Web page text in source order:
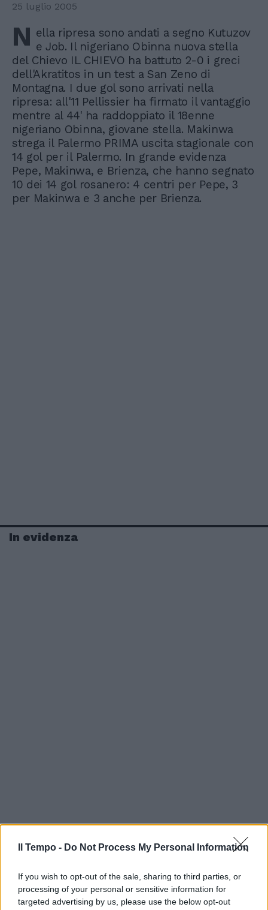
Il Tempo - Do Not Process My Personal Information
If you wish to opt-out of the sale, sharing to third parties, or
processing of your personal or sensitive information for
targeted advertising by us, please use the below opt-out
25 luglio 2005
N ella ripresa sono andati a segno Kutuzov
e Job. Il nigeriano Obinna nuova stella
del Chievo IL CHIEVO ha battuto 2-0 i greci
dell'Akratitos in un test a San Zeno di
Montagna. I due gol sono arrivati nella
ripresa: all'11 Pellissier ha firmato il vantaggio
mentre al 44' ha raddoppiato il 18enne
nigeriano Obinna, giovane stella. Makinwa
strega il Palermo PRIMA uscita stagionale con
14 gol per il Palermo. In grande evidenza
Pepe, Makinwa, e Brienza, che hanno segnato
10 dei 14 gol rosanero: 4 centri per Pepe, 3
per Makinwa e 3 anche per Brienza.
In evidenza